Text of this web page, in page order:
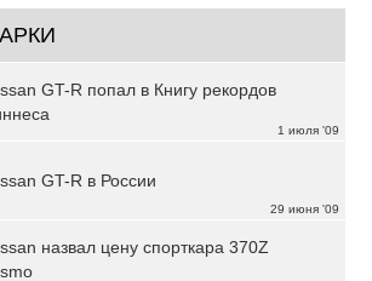
1 июля '09
GT-R попал в Книгу рекордов
29 июня '09
GT-R в России
назвал цену спорткара 370Z